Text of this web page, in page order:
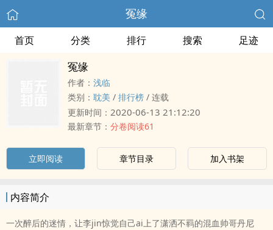
冤缘
首页 分类 排行 搜索 足迹
冤缘
作者： 浅临
类别： 耽美 / 排行榜 / 连载
更新时间： 2020-06-13 21:12:20
最新章节： 分卷阅读61
立即阅读 章节目录 加入书架
内容简介
一次醉后的迷情，让李jin惊觉自己ai上了潇洒不羁的混血帅哥丹尼